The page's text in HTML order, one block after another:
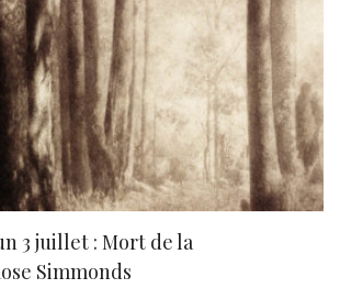
3 juillet : Mort de la
Simmonds